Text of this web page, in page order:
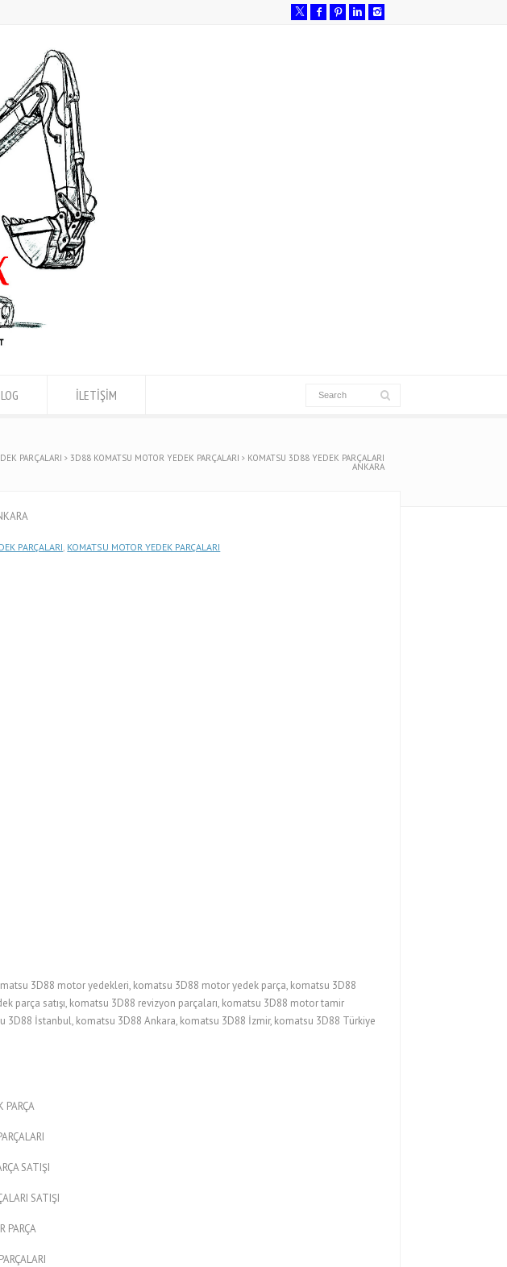
İLETİŞİM
PARÇALARI 3D88 KOMATSU MOTOR YEDEK PARÇALARI KOMATSU 3D88 YEDEK PARÇALARI
ANKARA
PARÇALARI, KOMATSU MOTOR YEDEK PARÇALARI
3D88 motor yedekleri, komatsu 3D88 motor yedek parça, komatsu 3D88
parça satışı, komatsu 3D88 revizyon parçaları, komatsu 3D88 motor tamir
İstanbul, komatsu 3D88 Ankara, komatsu 3D88 İzmir, komatsu 3D88 Türkiye
PARÇA
SATIŞI
SATIŞI
PARÇA